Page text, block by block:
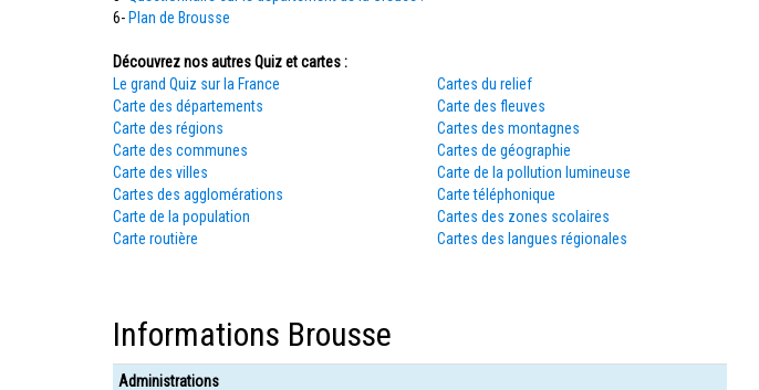
6- Plan de Brousse
Découvrez nos autres Quiz et cartes :
Le grand Quiz sur la France
Carte des départements
Carte des régions
Carte des communes
Carte des villes
Cartes des agglomérations
Carte de la population
Carte routière
Cartes du relief
Carte des fleuves
Cartes des montagnes
Cartes de géographie
Carte de la pollution lumineuse
Carte téléphonique
Cartes des zones scolaires
Cartes des langues régionales
Informations Brousse
Administrations